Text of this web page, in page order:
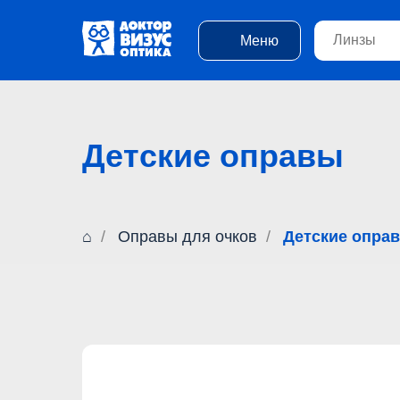
Меню
Детские оправы
⌂ / Оправы для очков / Детские